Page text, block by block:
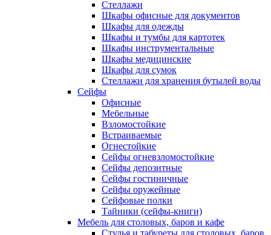
Стеллажи
Шкафы офисные для документов
Шкафы для одежды
Шкафы и тумбы для картотек
Шкафы инструментальные
Шкафы медицинские
Шкафы для сумок
Стеллажи для хранения бутылей воды
Сейфы
Офисные
Мебельные
Взломостойкие
Встраиваемые
Огнестойкие
Сейфы огневзломостойкие
Сейфы депозитные
Сейфы гостиничные
Сейфы оружейные
Сейфовые полки
Тайники (сейфы-книги)
Мебель для столовых, баров и кафе